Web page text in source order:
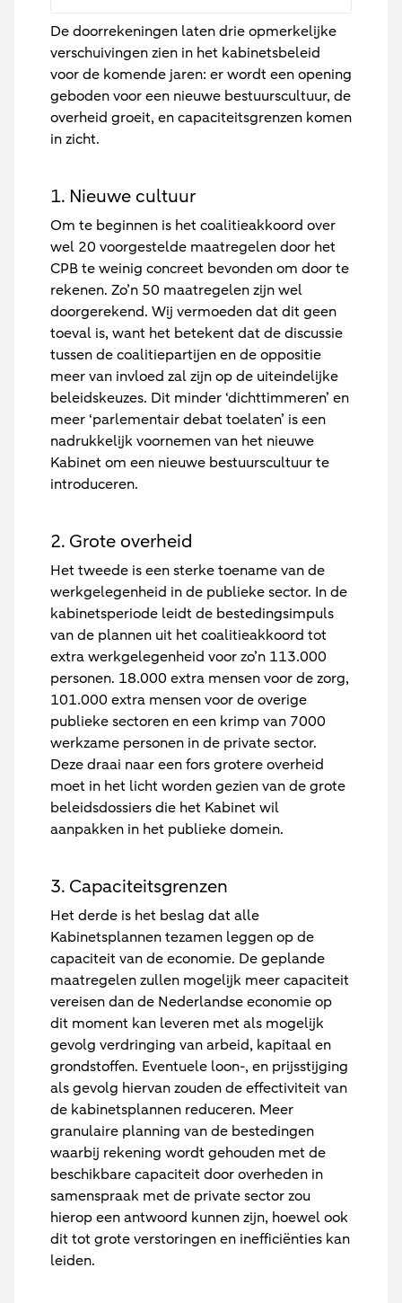
De doorrekeningen laten drie opmerkelijke
verschuivingen zien in het kabinetsbeleid
voor de komende jaren: er wordt een opening
geboden voor een nieuwe bestuurscultuur, de
overheid groeit, en capaciteitsgrenzen komen
in zicht.
1. Nieuwe cultuur
Om te beginnen is het coalitieakkoord over
wel 20 voorgestelde maatregelen door het
CPB te weinig concreet bevonden om door te
rekenen. Zo’n 50 maatregelen zijn wel
doorgerekend. Wij vermoeden dat dit geen
toeval is, want het betekent dat de discussie
tussen de coalitiepartijen en de oppositie
meer van invloed zal zijn op de uiteindelijke
beleidskeuzes. Dit minder ‘dichttimmeren’ en
meer ‘parlementair debat toelaten’ is een
nadrukkelijk voornemen van het nieuwe
Kabinet om een nieuwe bestuurscultuur te
introduceren.
2. Grote overheid
Het tweede is een sterke toename van de
werkgelegenheid in de publieke sector. In de
kabinetsperiode leidt de bestedingsimpuls
van de plannen uit het coalitieakkoord tot
extra werkgelegenheid voor zo’n 113.000
personen. 18.000 extra mensen voor de zorg,
101.000 extra mensen voor de overige
publieke sectoren en een krimp van 7000
werkzame personen in de private sector.
Deze draai naar een fors grotere overheid
moet in het licht worden gezien van de grote
beleidsdossiers die het Kabinet wil
aanpakken in het publieke domein.
3. Capaciteitsgrenzen
Het derde is het beslag dat alle
Kabinetsplannen tezamen leggen op de
capaciteit van de economie. De geplande
maatregelen zullen mogelijk meer capaciteit
vereisen dan de Nederlandse economie op
dit moment kan leveren met als mogelijk
gevolg verdringing van arbeid, kapitaal en
grondstoffen. Eventuele loon-, en prijsstijging
als gevolg hiervan zouden de effectiviteit van
de kabinetsplannen reduceren. Meer
granulaire planning van de bestedingen
waarbij rekening wordt gehouden met de
beschikbare capaciteit door overheden in
samenspraak met de private sector zou
hierop een antwoord kunnen zijn, hoewel ook
dit tot grote verstoringen en inefficiënties kan
leiden.